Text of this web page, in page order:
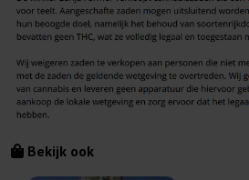
Bekijk ook